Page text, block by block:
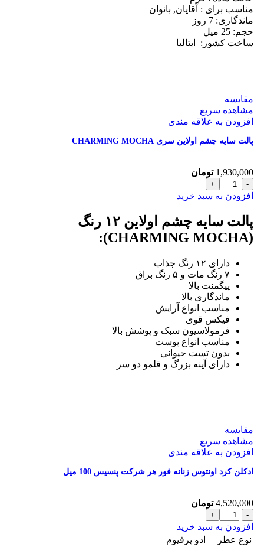
مناسب برای : آقایان, بانوان
ماندگاری: 7
روز
حجم: 25
میل
ساخت کشور:
ایتالیا
مقایسه
مشاهده سریع
افزودن به علاقه مندی
پالت سایه چشم اولاین سری CHARMING MOCHA
1,930,000 تومان
افزودن به سبد خرید
پالت سایه چشم اولاین ۱۲ رنگ
(CHARMING MOCHA):
دارای ۱۲ رنگ جذاب
۷ رنگ مات و ۵ رنگ براق
پیگمنت بالا
ماندگاری بالا
مناسب انواع آرایش
فیکس قوی
فرمولاسیون سبک و پوشش بالا
مناسب انواع پوست
بدون تست حیوانی
دارای آینه بزرگ و قلمو دو سر
مقایسه
مشاهده سریع
افزودن به علاقه مندی
ادکلن کرد اونتوس زنانه فور هر شرکت پنسیس 100 میل
4,520,000 تومان
افزودن به سبد خرید
نوع عطر
ادو پرفیوم